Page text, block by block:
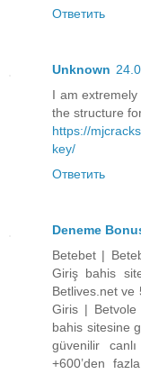
Ответить
Unknown
I am
the structure
https://
key/
Ответить
Deneme
Betebet |
Giriş bahis
Betlives.net ve
Giris | Betvole
bahis sitesine
güvenilir
+600’den